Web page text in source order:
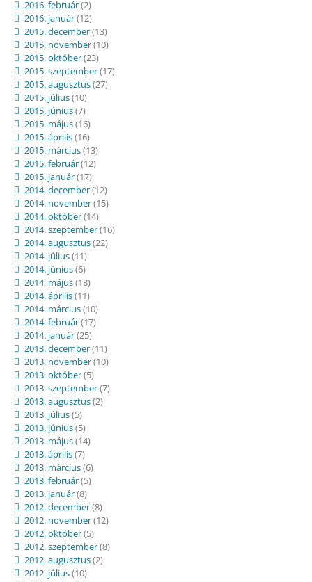
2016. február(2)
2016. január(12)
2015. december(13)
2015. november(10)
2015. október(23)
2015. szeptember(17)
2015. augusztus(27)
2015. július(10)
2015. június(7)
2015. május(16)
2015. április(16)
2015. március(13)
2015. február(12)
2015. január(17)
2014. december(12)
2014. november(15)
2014. október(14)
2014. szeptember(16)
2014. augusztus(22)
2014. július(11)
2014. június(6)
2014. május(18)
2014. április(11)
2014. március(10)
2014. február(17)
2014. január(25)
2013. december(11)
2013. november(10)
2013. október(5)
2013. szeptember(7)
2013. augusztus(2)
2013. július(5)
2013. június(5)
2013. május(14)
2013. április(7)
2013. március(6)
2013. február(5)
2013. január(8)
2012. december(8)
2012. november(12)
2012. október(5)
2012. szeptember(8)
2012. augusztus(2)
2012. július(10)